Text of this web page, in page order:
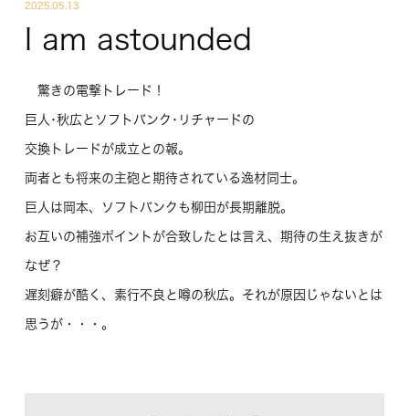
2025.05.13
I am astounded
驚きの電撃トレード！
巨人･秋広とソフトバンク･リチャードの
交換トレードが成立との報。
両者とも将来の主砲と期待されている逸材同士。
巨人は岡本、ソフトバンクも柳田が長期離脱。
お互いの補強ポイントが合致したとは言え、期待の生え抜きが
なぜ？
遅刻癖が酷く、素行不良と噂の秋広。それが原因じゃないとは
思うが・・・。